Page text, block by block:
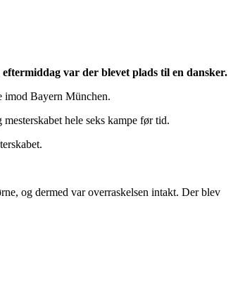
var der blevet plads til en dansker.
imod Bayern München.
hele seks kampe før tid.
og dermed var overraskelsen intakt. Der blev